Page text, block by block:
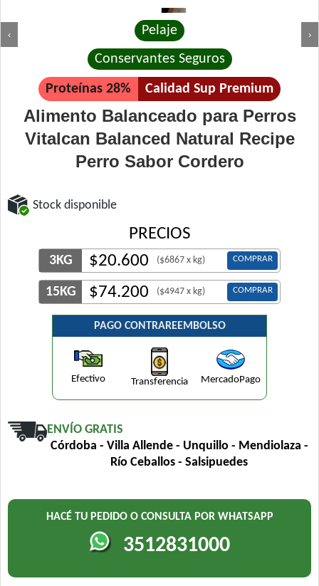
‹ ›
Pelaje
Conservantes Seguros
Proteínas 28% Calidad Sup Premium
Alimento Balanceado para Perros
Vitalcan Balanced Natural Recipe
Perro Sabor Cordero
Stock disponible
PRECIOS
3KG $20.600 ($6867 x kg) COMPRAR
15KG $74.200 ($4947 x kg) COMPRAR
PAGO CONTRAREEMBOLSO
Efectivo Transferencia MercadoPago
ENVÍO GRATIS
Córdoba - Villa Allende - Unquillo - Mendiolaza -
Río Ceballos - Salsipuedes
HACÉ TU PEDIDO O CONSULTA POR WHATSAPP
3512831000